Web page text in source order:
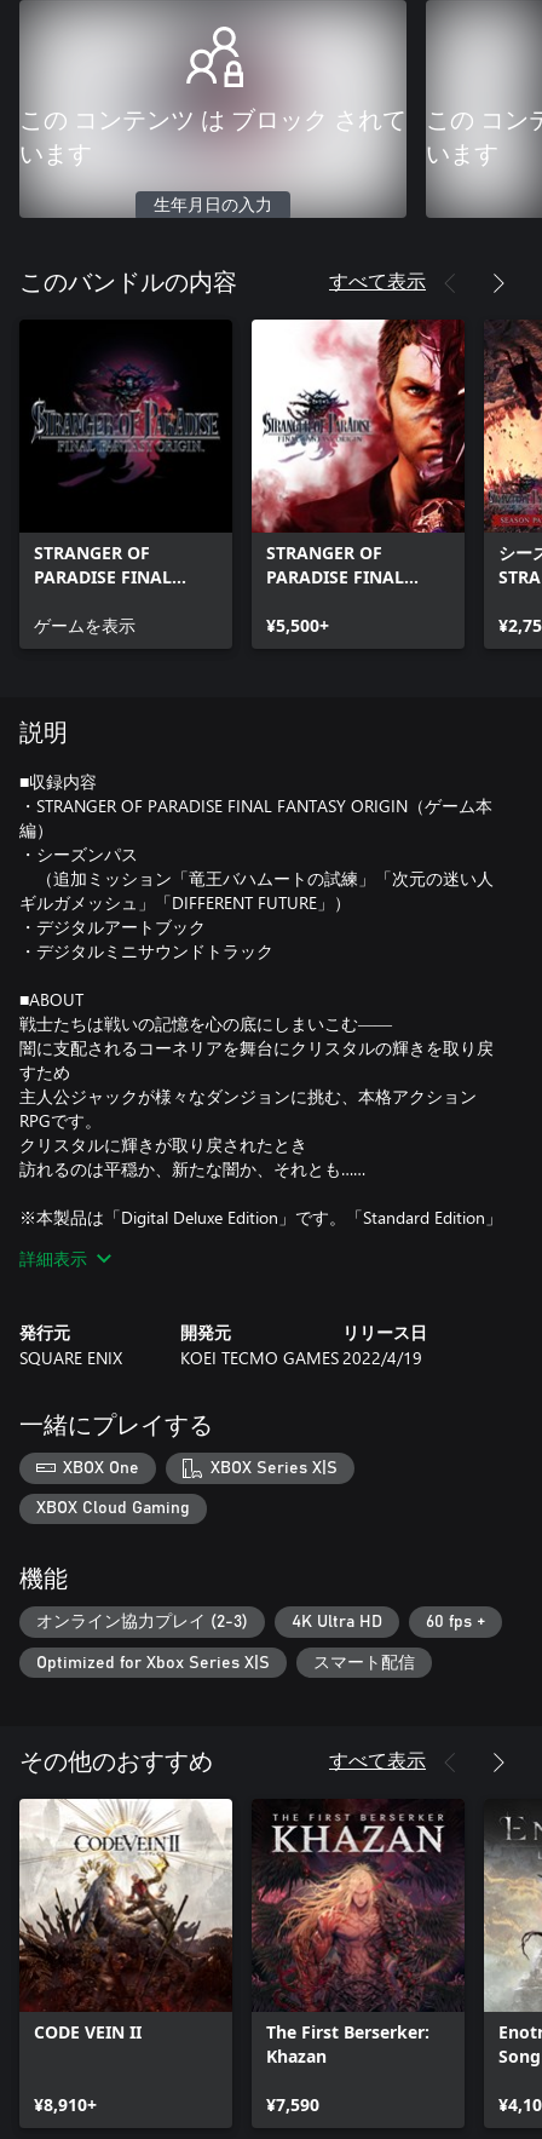
この コンテンツ は ブロック されて
います
生年月日の入力
この コン
います
このバンドルの内容 すべて表示
STRANGER OF
PARADISE FINAL
Digital Art Book and
Digital Mini
ゲームを表示
STRANGER OF
PARADISE FINAL
¥5,500+
シー
説明
■収録内容
・STRANGER OF PARADISE FINAL FANTASY ORIGIN（ゲーム本
編）
・シーズンパス
（追加ミッション「竜王バハムートの試練」「次元の迷い人
ギルガメッシュ」「DIFFERENT FUTURE」）
・デジタルアートブック
・デジタルミニサウンドトラック
■ABOUT
戦士たちは戦いの記憶を心の底にしまいこむ――
闇に支配されるコーネリアを舞台にクリスタルの輝きを取り戻
すため
主人公ジャックが様々なダンジョンに挑む、本格アクション
RPGです。
クリスタルに輝きが取り戻されたとき
訪れるのは平穏か、新たな闇か、それとも……
※本製品は「Digital Deluxe Edition」です。「Standard Edition」
※シーズンパスに含まれる各コンテンツは、発売日以降配信予
※Xbox でオンライン マルチプレイヤーを利用する場合は、
Game Pass Core (別売りのサブスクリプション) が必要です。
のクリアが必要な場合があります。
詳細表示
発行元
SQUARE ENIX
開発元
KOEI TECMO GAMES
リリース日
2022/4/19
一緒にプレイする
XBOX One XBOX Series X|S
XBOX Cloud Gaming
機能
オンライン協力プレイ (2-3) 4K Ultra HD 60 fps +
Optimized for Xbox Series X|S スマート配信
その他のおすすめ すべて表示
CODE VEIN II
¥8,910+
The First Berserker:
Khazan
¥7,590
Song